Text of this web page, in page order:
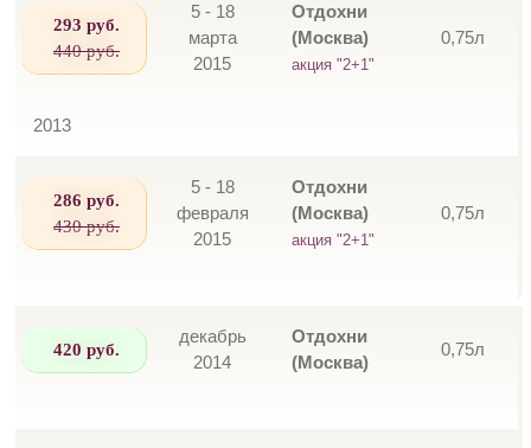
293 руб.
440 руб.
5 - 18
марта
2015
Отдохни
(Москва)
акция "2+1"
0,75л
2013
286 руб.
430 руб.
5 - 18
февраля
2015
Отдохни
(Москва)
акция "2+1"
0,75л
420 руб.
декабрь
2014
Отдохни
(Москва)
0,75л